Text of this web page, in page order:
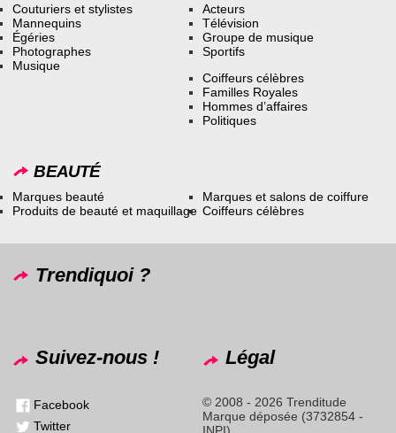
Couturiers et stylistes
Mannequins
Égéries
Photographes
Musique
Acteurs
Télévision
Groupe de musique
Sportifs
Coiffeurs célèbres
Familles Royales
Hommes d’affaires
Politiques
BEAUTÉ
Marques beauté
Produits de beauté et maquillage
Marques et salons de coiffure
Coiffeurs célèbres
Trendiquoi ?
Suivez-nous !
Facebook
Twitter
Légal
© 2008 - 2026 Trenditude
Marque déposée (3732854 -